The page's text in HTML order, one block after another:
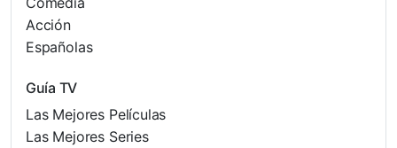
Acción
Españolas
Guía TV
Las Mejores Películas
Las Mejores Series